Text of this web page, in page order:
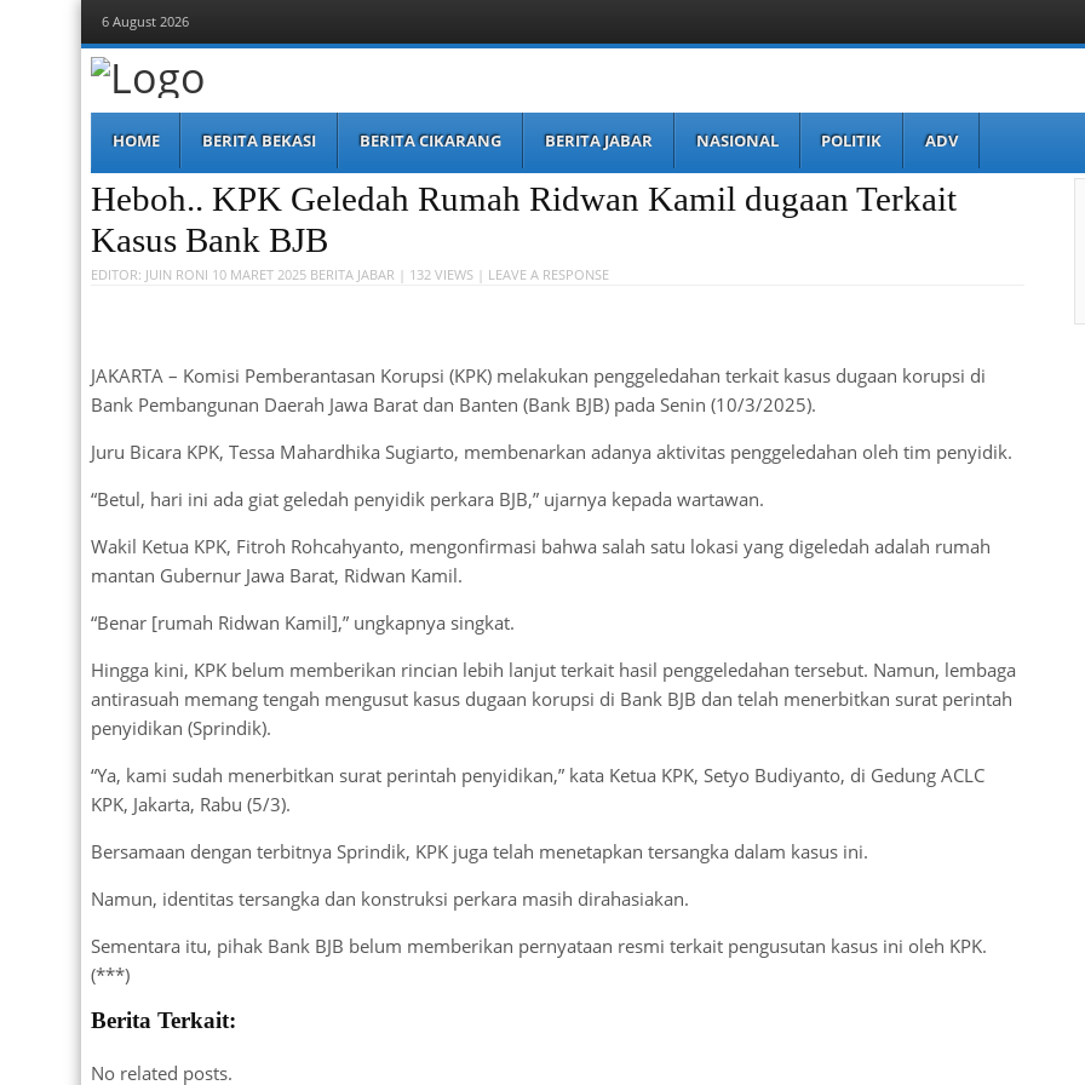
6 August 2026
Berita Bekasi
Mudah Melihat Bekasi
Menu
content
HOME BERITA BEKASI BERITA CIKARANG BERITA JABAR NASIONAL POLITIK ADV
Heboh.. KPK Geledah Rumah Ridwan Kamil dugaan Terkait
Kasus Bank BJB
EDITOR: JUIN RONI 10 MARET 2025 BERITA JABAR | 132 VIEWS | LEAVE A RESPONSE
JAKARTA – Komisi Pemberantasan Korupsi (KPK) melakukan penggeledahan terkait kasus dugaan korupsi di
Bank Pembangunan Daerah Jawa Barat dan Banten (Bank BJB) pada Senin (10/3/2025).
Juru Bicara KPK, Tessa Mahardhika Sugiarto, membenarkan adanya aktivitas penggeledahan oleh tim penyidik.
“Betul, hari ini ada giat geledah penyidik perkara BJB,” ujarnya kepada wartawan.
Wakil Ketua KPK, Fitroh Rohcahyanto, mengonfirmasi bahwa salah satu lokasi yang digeledah adalah rumah
mantan Gubernur Jawa Barat, Ridwan Kamil.
“Benar [rumah Ridwan Kamil],” ungkapnya singkat.
Hingga kini, KPK belum memberikan rincian lebih lanjut terkait hasil penggeledahan tersebut. Namun, lembaga
antirasuah memang tengah mengusut kasus dugaan korupsi di Bank BJB dan telah menerbitkan surat perintah
penyidikan (Sprindik).
“Ya, kami sudah menerbitkan surat perintah penyidikan,” kata Ketua KPK, Setyo Budiyanto, di Gedung ACLC
KPK, Jakarta, Rabu (5/3).
Bersamaan dengan terbitnya Sprindik, KPK juga telah menetapkan tersangka dalam kasus ini.
Namun, identitas tersangka dan konstruksi perkara masih dirahasiakan.
Sementara itu, pihak Bank BJB belum memberikan pernyataan resmi terkait pengusutan kasus ini oleh KPK.
(***)
Berita Terkait:
No related posts.